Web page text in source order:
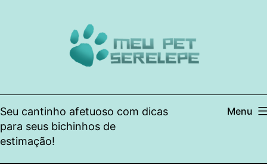
Seu cantinho afetuoso com dicas
para seus bichinhos de
estimação!
Menu